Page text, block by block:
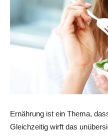
Ernährung ist ein Thema,
Gleichzeitig wirft das